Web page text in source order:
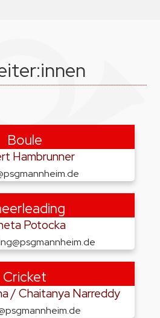
Boule
Hambrunner
Potocka
Cricket
/ Chaitanya Narreddy